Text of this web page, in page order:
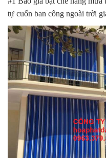
tự cuốn ban công ngoài trời